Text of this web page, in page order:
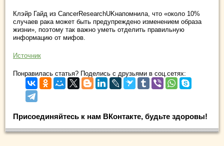
Клэйр Гайд из CancerResearchUKнапомнила, что «около 10%
случаев рака может быть предупреждено изменением образа
жизни», поэтому так важно уметь отделить правильную
информацию от мифов.
Источник
Понравилась статья? Поделись с друзьями в соц.сетях:
Присоединяйтесь к нам ВКонтакте, будьте здоровы!